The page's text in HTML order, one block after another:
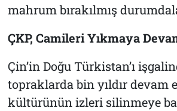
mahrum bırakılmış
ÇKP, Camileri Yıkmaya
Çin’in Doğu Türkistan’ı
topraklarda bin yıldır devam
kültürünün izleri silinmeye